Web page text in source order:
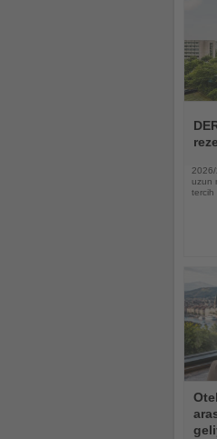
Oku
2026/
uzun
tercih
Oku